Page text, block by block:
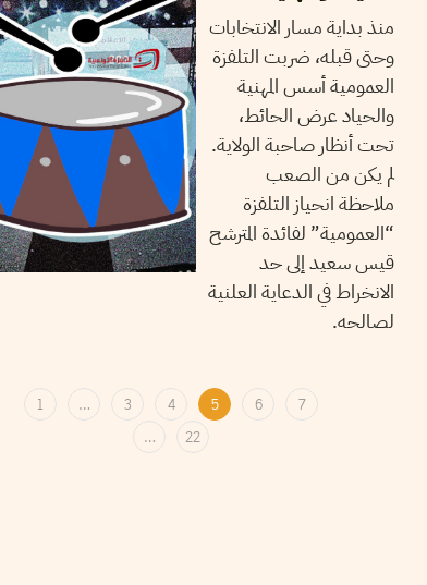
منذ بداية مسار الانتخابات
وحتى قبله، ضربت التلفزة
العمومية أسس المهنية
والحياد عرض الحائط،
تحت أنظار صاحبة الولاية.
لم يكن من الصعب
ملاحظة انحياز التلفزة
“العمومية” لفائدة المترشح
قيس سعيد إلى حد
الانخراط في الدعاية العلنية
لصالحه.
1 … 3 4 5 6 7
… 22